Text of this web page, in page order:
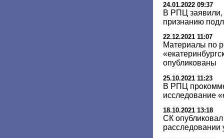
24.01.2022 09:37
В РПЦ заявили,
признанию
22.12.2021 11:07
Материалы по
опубликованы
25.10.2021 11:23
В РПЦ
исследование
18.10.2021 13:18
СК опубликовал
расследовании